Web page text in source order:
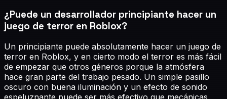
¿Puede un desarrollador principiante hacer un
juego de terror en Roblox?
Un principiante puede absolutamente hacer un juego de
terror en Roblox, y en cierto modo el terror es más fácil
de empezar que otros géneros porque la atmósfera
hace gran parte del trabajo pesado. Un simple pasillo
oscuro con buena iluminación y un efecto de sonido
espeluznante puede ser más efectivo que mecánicas